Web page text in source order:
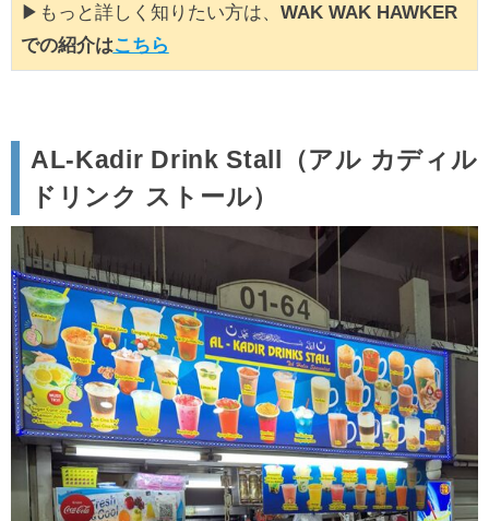
▶もっと詳しく知りたい方は、 WAK WAK HAWKER
での紹介はこちら
AL-Kadir Drink Stall（アル カディル
ドリンク ストール）